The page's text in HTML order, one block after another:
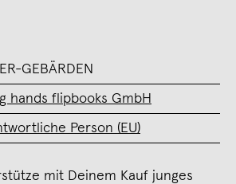
GEBÄRDEN
hands flipbooks GmbH
Person (EU)
mit Deinem Kauf junges